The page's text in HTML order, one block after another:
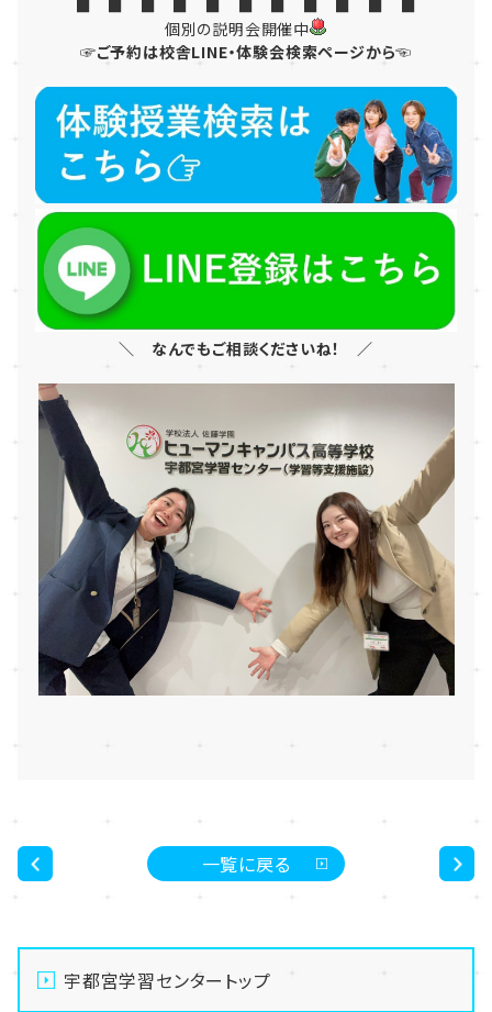
■ ■ ■ ■ ■ ■ ■ ■ ■ ■ ■
個別の説明会開催中
☞ご予約は校舎LINE・体験会検索ページから☜
＼ なんでもご相談くださいね！ ／
一覧に戻る
宇都宮学習センタートップ